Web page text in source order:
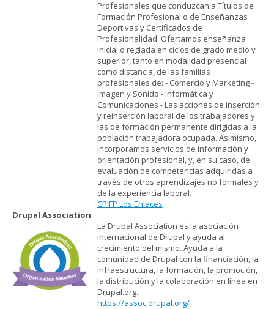
Profesionales que conduzcan a Títulos de
Formación Profesional o de Enseñanzas
Deportivas y Certificados de
Profesionalidad. Ofertamos enseñanza
inicial o reglada en ciclos de grado medio y
superior, tanto en modalidad presencial
como distancia, de las familias
profesionales de: - Comercio y Marketing -
Imagen y Sonido - Informática y
Comunicaciones - Las acciones de inserción
y reinserción laboral de los trabajadores y
las de formación permanente dirigidas a la
población trabajadora ocupada. Asimismo,
Incorporamos servicios de información y
orientación profesional, y, en su caso, de
evaluación de competencias adquiridas a
través de otros aprendizajes no formales y
de la experiencia laboral.
CPIFP Los Enlaces
Drupal Association
La Drupal Association es la asociación
internacional de Drupal y ayuda al
crecimiento del mismo. Ayuda a la
comunidad de Drupal con la financiación, la
infraestructura, la formación, la promoción,
la distribución y la colaboración en línea en
Drupal.org.
https://assoc.drupal.org/